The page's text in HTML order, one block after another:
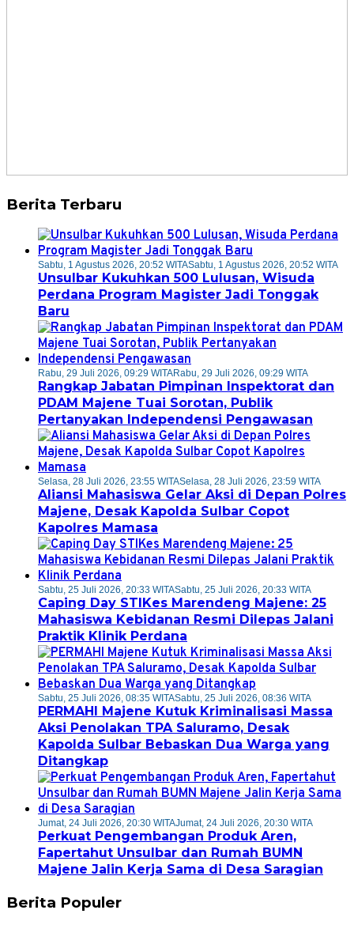
Berita Terbaru
Sabtu, 1 Agustus 2026, 20:52 WITASabtu, 1 Agustus 2026, 20:52 WITA
Unsulbar Kukuhkan 500 Lulusan, Wisuda
Perdana Program Magister Jadi Tonggak
Baru
Rabu, 29 Juli 2026, 09:29 WITARabu, 29 Juli 2026, 09:29 WITA
Rangkap Jabatan Pimpinan Inspektorat dan
PDAM Majene Tuai Sorotan, Publik
Pertanyakan Independensi Pengawasan
Selasa, 28 Juli 2026, 23:55 WITASelasa, 28 Juli 2026, 23:59 WITA
Aliansi Mahasiswa Gelar Aksi di Depan Polres
Majene, Desak Kapolda Sulbar Copot
Kapolres Mamasa
Sabtu, 25 Juli 2026, 20:33 WITASabtu, 25 Juli 2026, 20:33 WITA
Caping Day STIKes Marendeng Majene: 25
Mahasiswa Kebidanan Resmi Dilepas Jalani
Praktik Klinik Perdana
Sabtu, 25 Juli 2026, 08:35 WITASabtu, 25 Juli 2026, 08:36 WITA
PERMAHI Majene Kutuk Kriminalisasi Massa
Aksi Penolakan TPA Saluramo, Desak
Kapolda Sulbar Bebaskan Dua Warga yang
Ditangkap
Jumat, 24 Juli 2026, 20:30 WITAJumat, 24 Juli 2026, 20:30 WITA
Perkuat Pengembangan Produk Aren,
Fapertahut Unsulbar dan Rumah BUMN
Majene Jalin Kerja Sama di Desa Saragian
Berita Populer